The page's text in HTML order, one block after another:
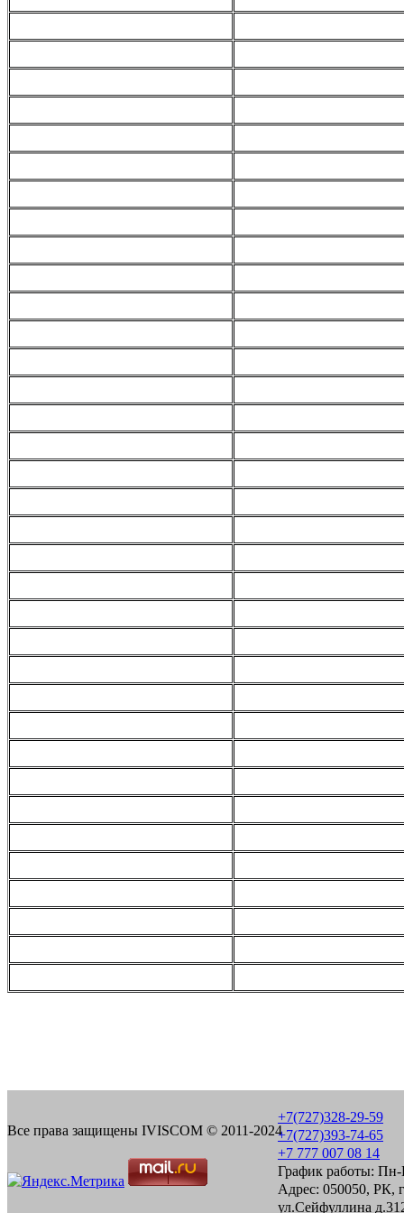
Все права защищены IVISCOM © 2011-2024
+7(727)328-29-59
+7(727)393-74-65
+7 777 007 08 14
График работы: Пн-
Адрес: 050050, РК,
ул.Сейфуллина